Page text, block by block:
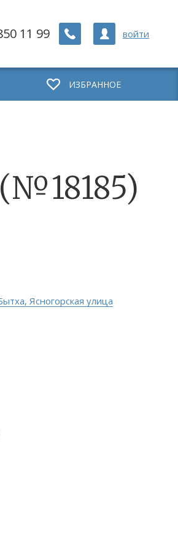
11 99 войти
ИЗБРАННОЕ
Ясногорская улица